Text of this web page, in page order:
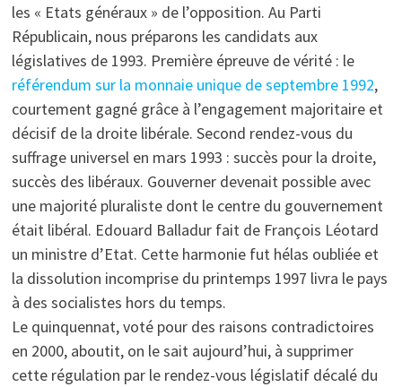
les « Etats généraux » de l’opposition. Au Parti
Républicain, nous préparons les candidats aux
législatives de 1993. Première épreuve de vérité : le
référendum sur la monnaie unique de septembre 1992,
courtement gagné grâce à l’engagement majoritaire et
décisif de la droite libérale. Second rendez-vous du
suffrage universel en mars 1993 : succès pour la droite,
succès des libéraux. Gouverner devenait possible avec
une majorité pluraliste dont le centre du gouvernement
était libéral. Edouard Balladur fait de François Léotard
un ministre d’Etat. Cette harmonie fut hélas oubliée et
la dissolution incomprise du printemps 1997 livra le pays
à des socialistes hors du temps.
Le quinquennat, voté pour des raisons contradictoires
en 2000, aboutit, on le sait aujourd’hui, à supprimer
cette régulation par le rendez-vous législatif décalé du